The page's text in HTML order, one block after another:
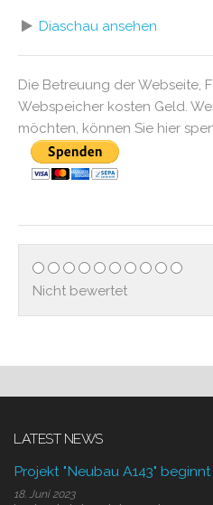
Diaschau ansehen
Die Betreuung der Webseite,
Webspeicher kosten Geld.
möchten, können Sie hier
Nicht bewertet
LATEST NEWS
Projekt "Neubau A143"
18. Juni 2023